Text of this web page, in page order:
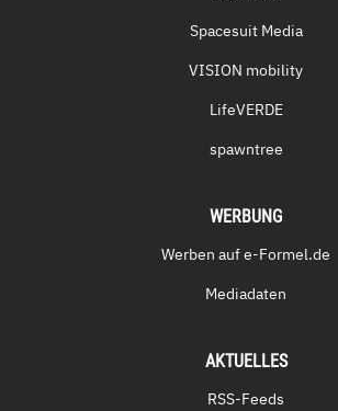
Spacesuit Media
VISION mobility
LifeVERDE
spawntree
WERBUNG
Werben auf e-Formel.de
Mediadaten
AKTUELLES
RSS-Feeds